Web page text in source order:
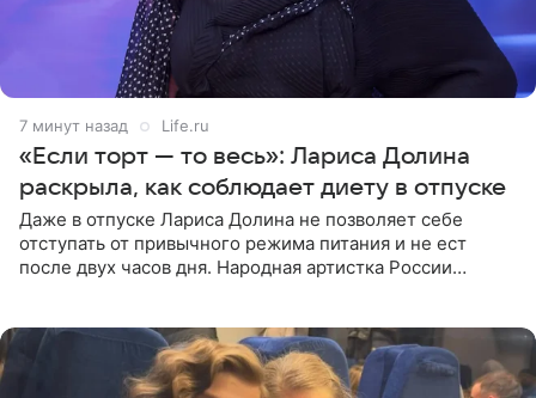
7 минут назад Life.ru
«Если торт — то весь»: Лариса Долина
раскрыла, как соблюдает диету в отпуске
Даже в отпуске Лариса Долина не позволяет себе
отступать от привычного режима питания и не ест
после двух часов дня. Народная артистка России